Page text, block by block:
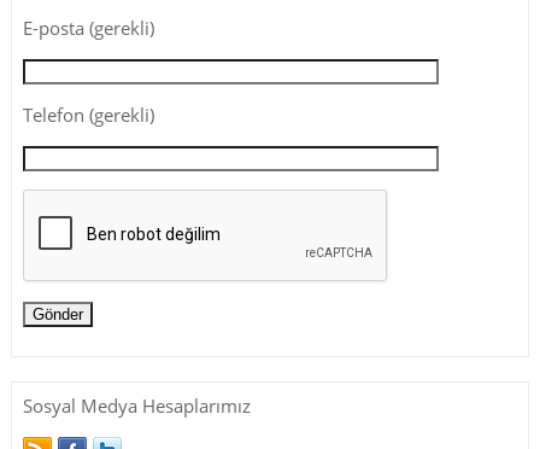
E-posta (gerekli)
Telefon (gerekli)
Sosyal Medya Hesaplarımız